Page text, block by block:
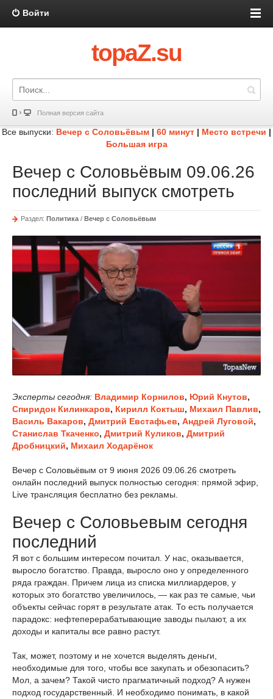
Войти
topaZ.su
Полная версия сайта
Все выпуски: Вечер с Соловьёвым | 60 минут | Место встречи |
Большая игра
Вечер с Соловьёвым 09.06.26
последний выпуск смотреть
Раздел: Политика / Вечер с Соловьёвым
Эксперты сегодня: Владимир Корнилов, Юрий Кнутов,
Спиридон Килинкаров, Кирилл Коктыш, Михаил Павлив,
Василь Вакаров, Дмитрий Евстафьев, Андрей Луговой,
Станислав Ткаченко, Дмитрий Куликов, Дмитрий
Дробницкий, Михаил Ходарёнок
Вечер с Соловьёвым от 9 июня 2026 09.06.26 смотреть
онлайн последний выпуск полностью сегодня: прямой эфир,
Live трансляция бесплатно без рекламы.
Вечер с Соловьевым сегодня
последний
Я вот с большим интересом почитал. У нас, оказывается,
выросло богатство. Правда, выросло оно у определенного
ряда граждан. Причем лица из списка миллиардеров, у
которых это богатство увеличилось, — как раз те самые, чьи
объекты сейчас горят в результате атак. То есть получается
парадокс: нефтеперерабатывающие заводы пылают, а их
доходы и капиталы все равно растут.
Так, может, поэтому и не хочется выделять деньги,
необходимые для того, чтобы все закупать и обезопасить?
Мол, а зачем? Такой чисто прагматичный подход? А нужен
подход государственный. И необходимо понимать, в какой